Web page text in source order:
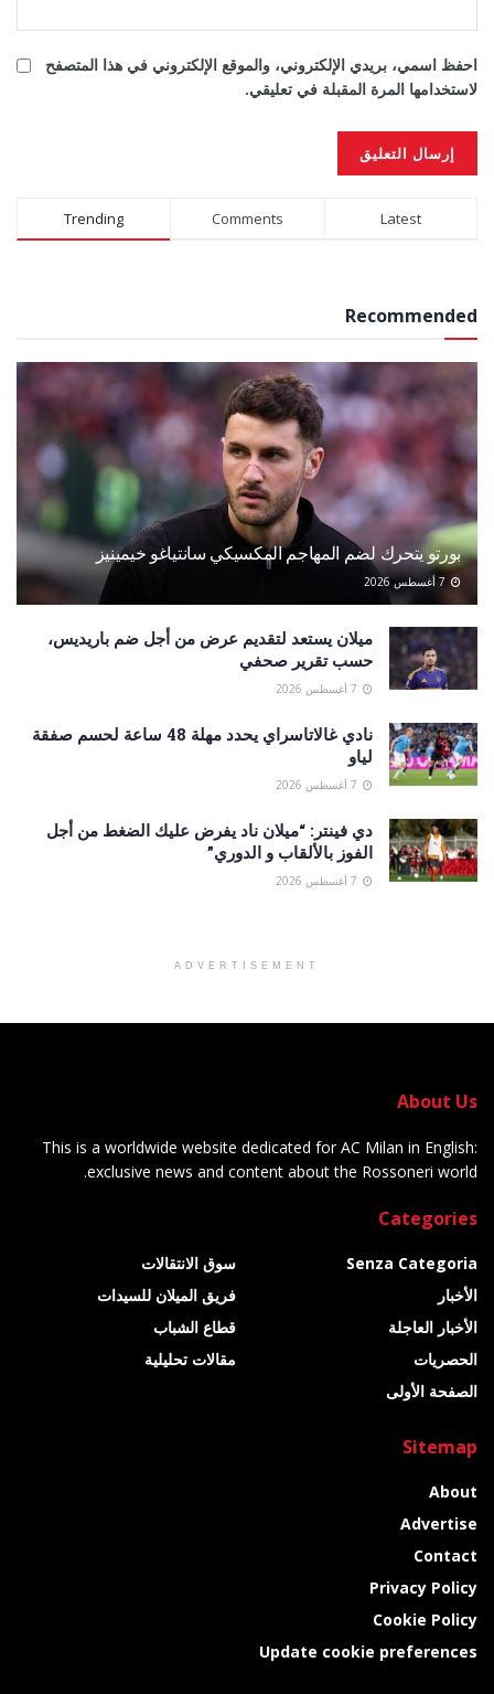
احفظ اسمي، بريدي الإلكتروني، والموقع الإلكتروني في هذا المتصفح
لاستخدامها المرة المقبلة في تعليقي.
Alternative:
Trending Comments Latest
Recommended
بورتو يتحرك لضم المهاجم المكسيكي سانتياغو خيمينيز
ميلان يستعد لتقديم عرض من أجل ضم باريديس،
حسب تقرير صحفي
نادي غالاتاسراي يحدد مهلة 48 ساعة لحسم صفقة
لياو
دي فينتر: “ميلان ناد يفرض عليك الضغط من أجل
الفوز بالألقاب و الدوري”
ADVERTISEMENT
About Us
This is a worldwide website dedicated for AC Milan in English:
exclusive news and content about the Rossoneri world.
Categories
Senza Categoria
الأخبار
الأخبار العاجلة
الحصريات
الصفحة الأولى
سوق الانتقالات
فريق الميلان للسيدات
قطاع الشباب
مقالات تحليلية
Sitemap
About
Advertise
Contact
Privacy Policy
Cookie Policy
Update cookie preferences